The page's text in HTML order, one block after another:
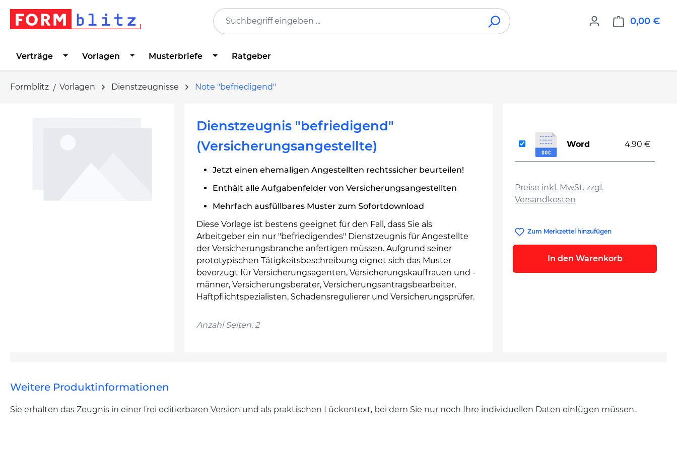
Zur Hauptnavigation springen
0,00 €
Verträge Vorlagen Musterbriefe Ratgeber
Formblitz Vorlagen Dienstzeugnisse Note "befriedigend"
Dienstzeugnis "befriedigend"
(Versicherungsangestellte)
Jetzt einen ehemaligen Angestellten rechtssicher beurteilen!
Enthält alle Aufgabenfelder von Versicherungsangestellten
Mehrfach ausfüllbares Muster zum Sofortdownload
Diese Vorlage ist bestens geeignet für den Fall, dass Sie als
Arbeitgeber ein nur "befriedigendes" Dienstzeugnis für Angestellte
der Versicherungsbranche anfertigen müssen. Aufgrund seiner
prototypischen Tätigkeitsbeschreibung eignet sich das Muster
bevorzugt für Versicherungsagenten, Versicherungskauffrauen und -
männer, Versicherungsberater, Versicherungsantragsbearbeiter,
Haftpflichtspezialisten, Schadensregulierer und Versicherungsprüfer.
Anzahl Seiten: 2
Preise inkl. MwSt. zzgl.
Versandkosten
Word 4,90 €
Zum Merkzettel hinzufügen
In den Warenkorb
Weitere Produktinformationen
Sie erhalten das Zeugnis in einer frei editierbaren Version und als praktischen Lückentext, bei dem Sie nur noch Ihre individuellen Daten einfügen müssen.